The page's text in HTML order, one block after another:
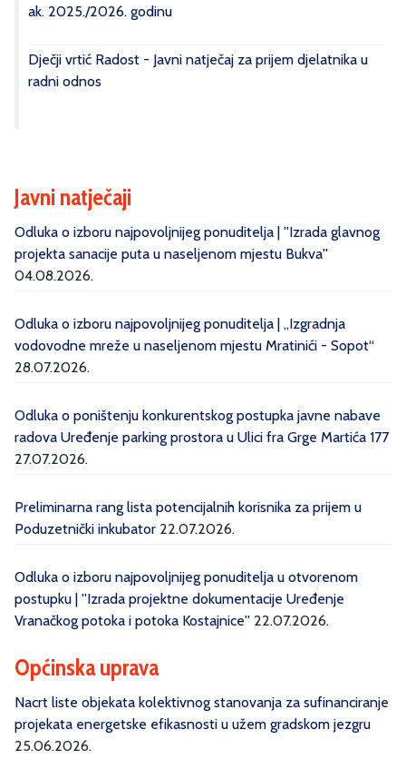
ak. 2025./2026. godinu
Dječji vrtić Radost - Javni natječaj za prijem djelatnika u
radni odnos
Javni natječaji
Odluka o izboru najpovoljnijeg ponuditelja | ''Izrada glavnog
projekta sanacije puta u naseljenom mjestu Bukva''
04.08.2026.
Odluka o izboru najpovoljnijeg ponuditelja | „Izgradnja
vodovodne mreže u naseljenom mjestu Mratinići - Sopot“
28.07.2026.
Odluka o poništenju konkurentskog postupka javne nabave
radova Uređenje parking prostora u Ulici fra Grge Martića 177
27.07.2026.
Preliminarna rang lista potencijalnih korisnika za prijem u
Poduzetnički inkubator 22.07.2026.
Odluka o izboru najpovoljnijeg ponuditelja u otvorenom
postupku | ''Izrada projektne dokumentacije Uređenje
Vranačkog potoka i potoka Kostajnice'' 22.07.2026.
Općinska uprava
Nacrt liste objekata kolektivnog stanovanja za sufinanciranje
projekata energetske efikasnosti u užem gradskom jezgru
25.06.2026.